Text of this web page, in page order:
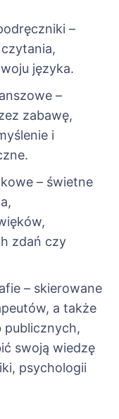
–
języka.
–
zabawę,
i
– świetne
zdań czy
– skierowane
a także
publicznych,
swoją wiedzę
psychologii